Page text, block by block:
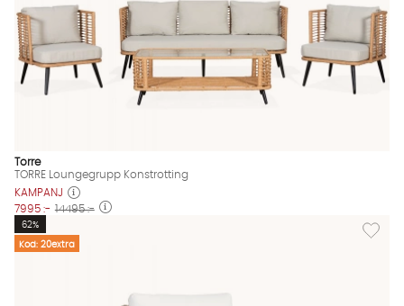
Torre
TORRE Loungegrupp Konstrotting
KAMPANJ
7995 :- 14495 :-
Kod: 20extra
Lägg
62%